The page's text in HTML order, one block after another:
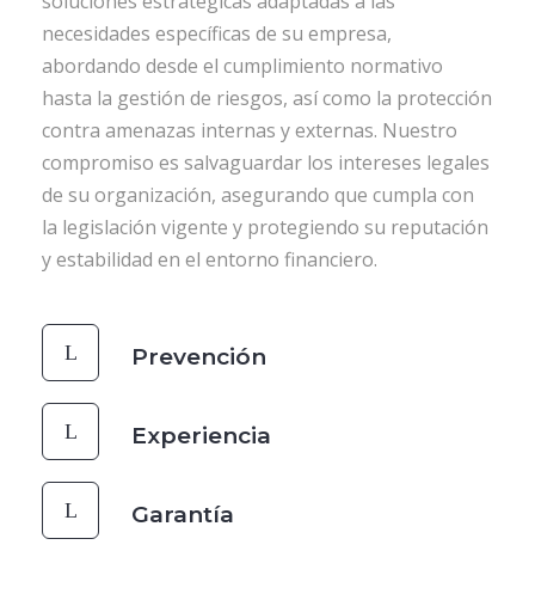
necesidades específicas de su empresa,
abordando desde el cumplimiento normativo
hasta la gestión de riesgos, así como la protección
contra amenazas internas y externas. Nuestro
compromiso es salvaguardar los intereses legales
de su organización, asegurando que cumpla con
la legislación vigente y protegiendo su reputación
y estabilidad en el entorno financiero.
Prevención
Experiencia
Garantía